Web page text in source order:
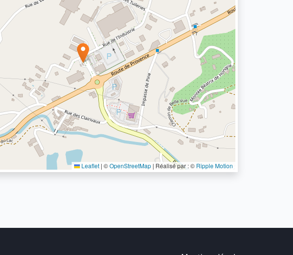
Leaflet | ©OpenStreetMap | Réalisé par : © Ripple Motion